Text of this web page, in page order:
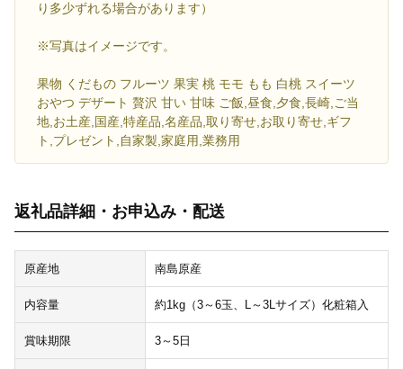
り多少ずれる場合があります）
※写真はイメージです。
果物 くだもの フルーツ 果実 桃 モモ もも 白桃 スイーツ
おやつ デザート 贅沢 甘い 甘味 ご飯,昼食,夕食,長崎,ご当
地,お土産,国産,特産品,名産品,取り寄せ,お取り寄せ,ギフ
ト,プレゼント,自家製,家庭用,業務用
返礼品詳細・お申込み・配送
原産地 南島原産
内容量 約1kg（3～6玉、L～3Lサイズ）化粧箱入
賞味期限 3～5日